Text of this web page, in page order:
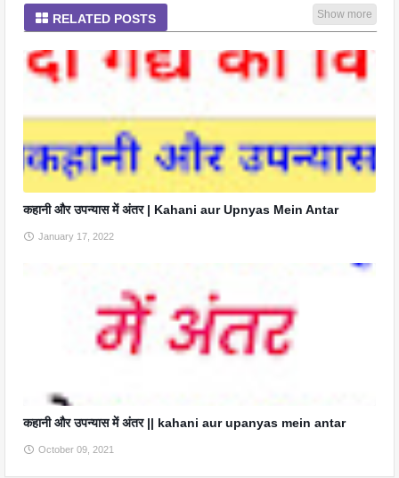
RELATED POSTS Show more
कहानी और उपन्यास में अंतर | Kahani aur Upnyas Mein Antar
January 17, 2022
कहानी और उपन्यास में अंतर || kahani aur upanyas mein antar
October 09, 2021